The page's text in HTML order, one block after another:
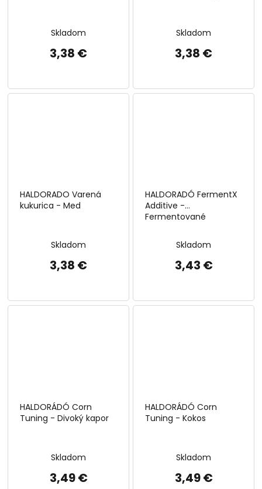
Skladom
3,38 €
Skladom
3,38 €
HALDORADO Varená
kukurica - Med
Skladom
3,38 €
HALDORADÓ FermentX
Additive -
Fermentované
prírodnéSkladom
3,43 €
HALDORÁDÓ Corn
Tuning - Divoký kapor
Skladom
3,49 €
HALDORÁDÓ Corn
Tuning - Kokos
Skladom
3,49 €